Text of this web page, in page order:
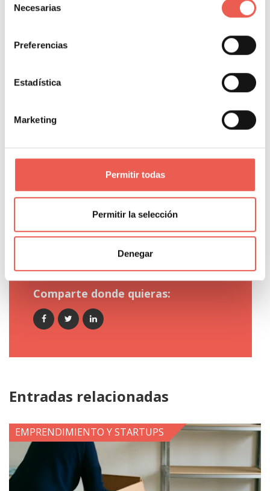
Necesarias
Preferencias
Estadística
Marketing
Permitir todas
Permitir la selección
Denegar
Propietario y responsable editorial de Tiempo de
años de experiencia en GA4, GTM, BigQuery y
Girbau, Molins o Rosa Clará, y COO Fraccional
informático y fundador de Datapeek. Formador
PORTAL WEB
Comparte donde quieras:
Entradas relacionadas
EMPRENDIMIENTO Y STARTUPS